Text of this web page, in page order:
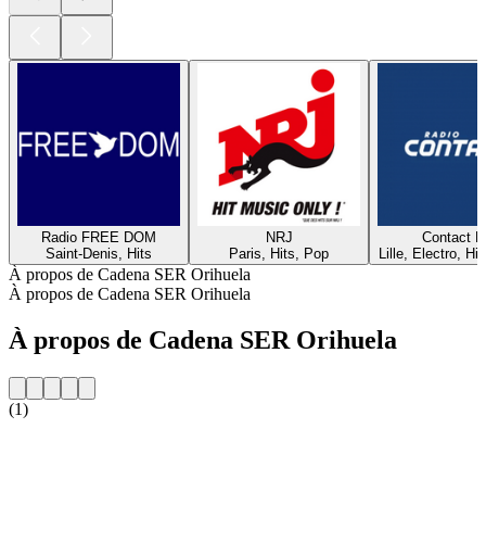
Radio FREE DOM
Saint-Denis, Hits
NRJ
Paris, Hits, Pop
Contact
Lille, Electro,
À propos de Cadena SER Orihuela
À propos de Cadena SER Orihuela
À propos de Cadena SER Orihuela
(1)